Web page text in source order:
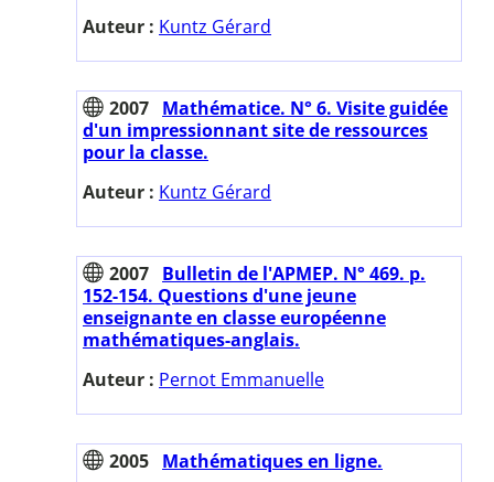
Auteur : Kuntz Gérard
2007 Mathématice. N° 6. Visite guidée
d'un impressionnant site de ressources
pour la classe.
Auteur : Kuntz Gérard
2007 Bulletin de l'APMEP. N° 469. p.
152-154. Questions d'une jeune
enseignante en classe européenne
mathématiques-anglais.
Auteur : Pernot Emmanuelle
2005 Mathématiques en ligne.